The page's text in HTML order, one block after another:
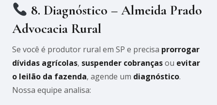
8. Diagnóstico – Almeida Prado
Advocacia Rural
Se você é produtor rural em SP e precisa prorrogar
dívidas agrícolas, suspender cobrançasou evitar
o leilão da fazenda, agende um diagnóstico.
Nossa equipe analisa: